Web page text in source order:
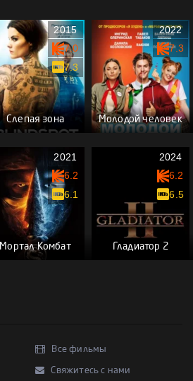
Слепая зона
2015
7.0
7.3
Молодой человек
2022
7.3
Мортал Комбат
2021
6.2
6.1
Гладиатор 2
2024
6.2
6.5
Все фильмы
Свяжитесь с нами